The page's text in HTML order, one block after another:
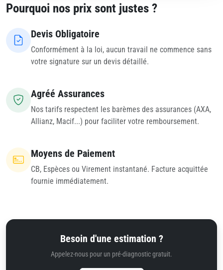
Pourquoi nos prix sont justes ?
Devis Obligatoire
Conformément à la loi, aucun travail ne commence sans
votre signature sur un devis détaillé.
Agréé Assurances
Nos tarifs respectent les barèmes des assurances (AXA,
Allianz, Macif...) pour faciliter votre remboursement.
Moyens de Paiement
CB, Espèces ou Virement instantané. Facture acquittée
fournie immédiatement.
Besoin d'une estimation ?
Appelez-nous pour un pré-diagnostic gratuit.